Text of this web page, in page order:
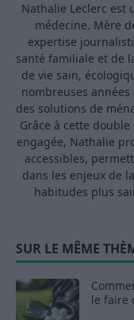
Nathalie Leclerc est
médecine. Mère
expertise
santé familiale et de
de vie sain,
nombreuses
des solutions de
Grâce à cette
engagée, Nathalie
accessibles,
dans les enjeux de
habitudes plus
SUR LE MÊME
le faire